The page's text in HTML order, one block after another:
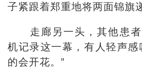
子紧跟着郑重地将两面锦旗
走廊另一头，其他患
机记录这一幕，有人轻声感
的会开花。”